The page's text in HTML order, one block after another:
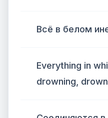
Всё в белом
Everything in
drowning,